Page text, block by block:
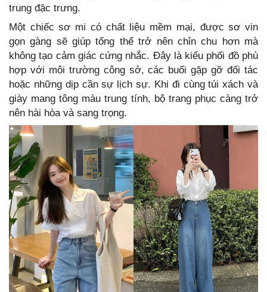
trung đặc trưng.
Một chiếc sơ mi có chất liệu mềm mại, được sơ vin
gọn gàng sẽ giúp tổng thể trở nên chỉn chu hơn mà
không tạo cảm giác cứng nhắc. Đây là kiểu phối đồ phù
hợp với môi trường công sở, các buổi gặp gỡ đối tác
hoặc những dịp cần sự lịch sự. Khi đi cùng túi xách và
giày mang tông màu trung tính, bộ trang phục càng trở
nên hài hòa và sang trọng.